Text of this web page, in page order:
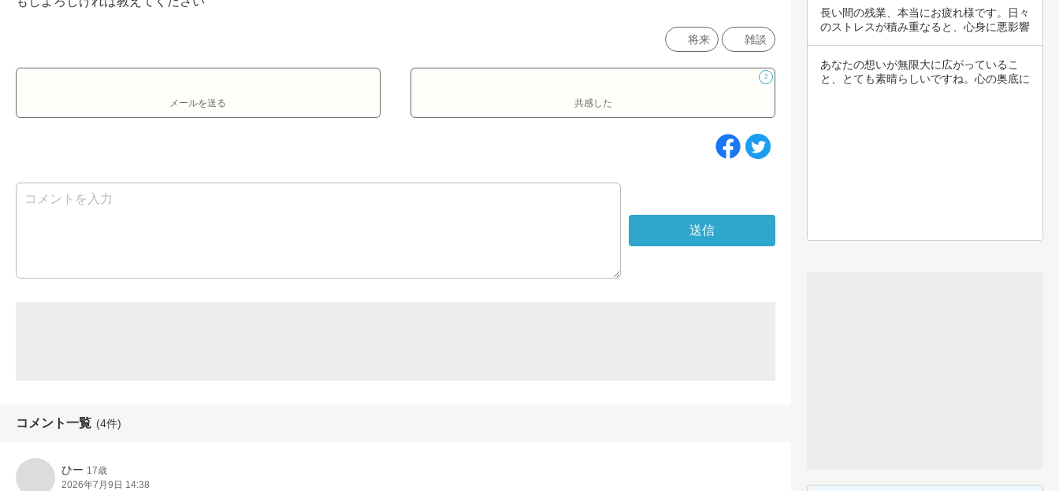
将来 雑談
メールを送る
2
共感した
コメント一覧 (4件)
ひー 17歳
2026年7月9日 14:38
長い間の残業、本当にお疲れ様です。日々
のストレスが積み重なると、心身に悪影響
あなたの想いが無限大に広がっているこ
と、とても素晴らしいですね。心の奥底に